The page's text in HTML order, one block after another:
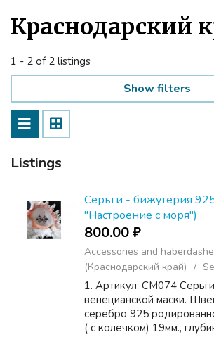
Краснодарский
1 - 2 of 2 listings
Show filters
Listings
Серьги - бижутерия
"Настроение с моря")
800.00 ₽
Accessories and
(Краснодарский край)
1. Артикул: СМ074
венецианской маски.
серебро 925
( с колечком) 19мм.,